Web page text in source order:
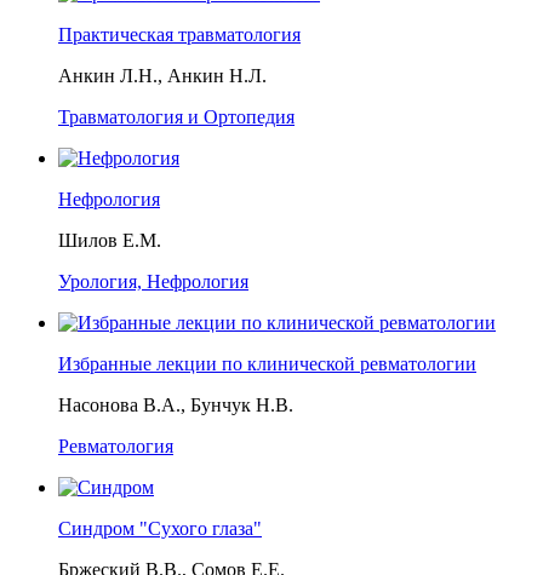
Практическая травматология
Анкин Л.Н., Анкин Н.Л.
Травматология и Ортопедия
Нефрология
Шилов Е.М.
Урология, Нефрология
Избранные лекции по клинической ревматологии
Насонова В.А., Бунчук Н.В.
Ревматология
Синдром "Сухого глаза"
Бржеский В.В., Сомов Е.Е.